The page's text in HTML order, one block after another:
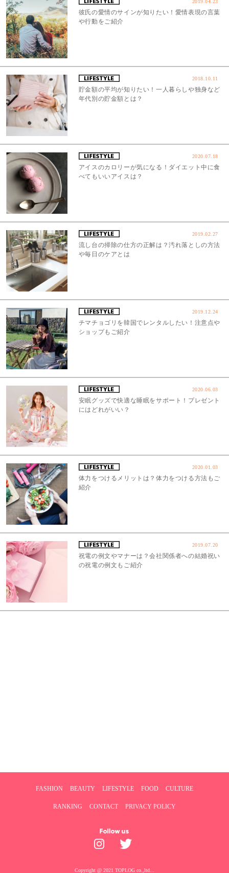
彼氏の愛情のサインが知りたい！愛情表現の言葉
や行動をご紹介
2018.10.11
貯金額の平均が知りたい！一人暮らしや独身など
年代別の貯金額とは？
2020.07.18
アイスのカロリーが気になる！ダイエット中に食
べてもいいアイスは？
2019.02.27
流し台の掃除の仕方の正解は？汚れ落としの方法
や毎日のケアとは
2019.12.24
チマチョゴリを韓国でレンタルしたい！注意点や
ショップもご紹介
2020.06.03
安眠グッズで快適な睡眠をサポート！プレゼント
にはどれがいい？
2020.01.03
体力をつけるメリットは？体力をつける方法もご
紹介
2019.07.20
祝電の例文やマナーは？会社関係者への結婚祝い
の祝電の例文もご紹介
FASHION BEAUTY LIFESTYLE FOOD CULTURE
RANKING CONTACT PRIVACY POLICY
Copyright @ 2021 TOPLOG co.,ltd...